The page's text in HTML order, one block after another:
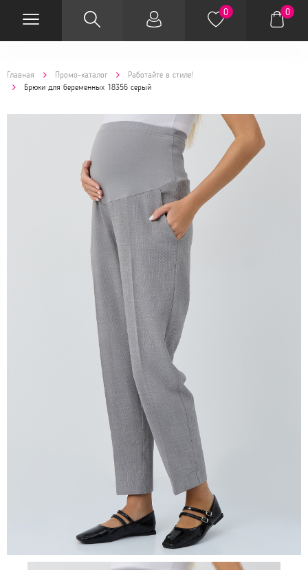
0 0
Главная Промо-каталог
Работайте в стиле!
Брюки для беременных 18356 серый